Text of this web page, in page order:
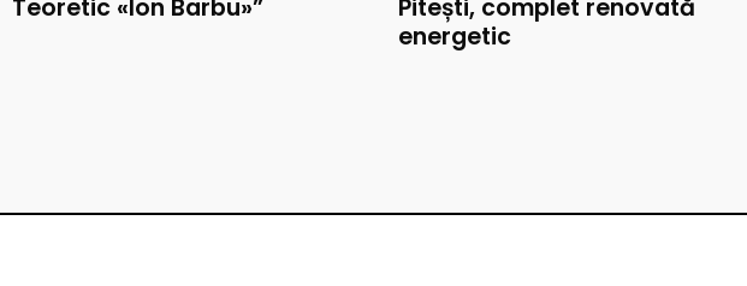
Teoretic «Ion Barbu»”
Pitești, complet renovată
energetic